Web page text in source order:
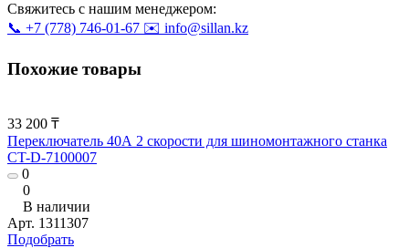
Свяжитесь с нашим менеджером:
📞 +7 (778) 746-01-67 ✉️ info@sillan.kz
Похожие товары
33 200 ₸
Переключатель 40А 2 скорости для шиномонтажного станка
CT-D-7100007
0
0
В наличии
Арт. 1311307
Подобрать